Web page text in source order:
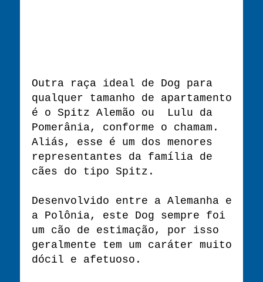
Outra raça ideal de Dog para
qualquer tamanho de apartamento
é o Spitz Alemão ou Lulu da
Pomerânia, conforme o chamam.
Aliás, esse é um dos menores
representantes da família de
cães do tipo Spitz.
Desenvolvido entre a Alemanha e
a Polônia, este Dog sempre foi
um cão de estimação, por isso
geralmente tem um caráter muito
dócil e afetuoso.